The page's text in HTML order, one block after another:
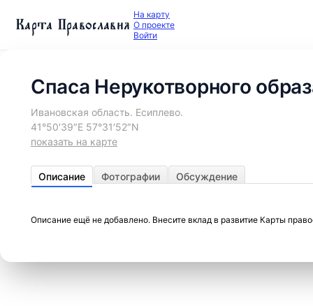
Карта Православия На карту
О проекте
Войти
Спаса Нерукотворного
Ивановская область. Есиплево.
41°50′39″E 57°31′52″N
показать на карте
Описание Фотографии Обсуждение
Описание ещё не добавлено. Внесите вклад в развитие Карты